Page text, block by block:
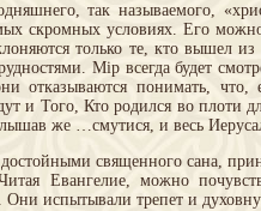
так называемого,
скромных условиях. Его
только те, кто вышел
Мiр всегда будет
отказываются понимать, что,
и Того, Кто родился во плоти
же …смутися, и весь
священного сана,
Евангелие, можно
Они испытывали трепет и